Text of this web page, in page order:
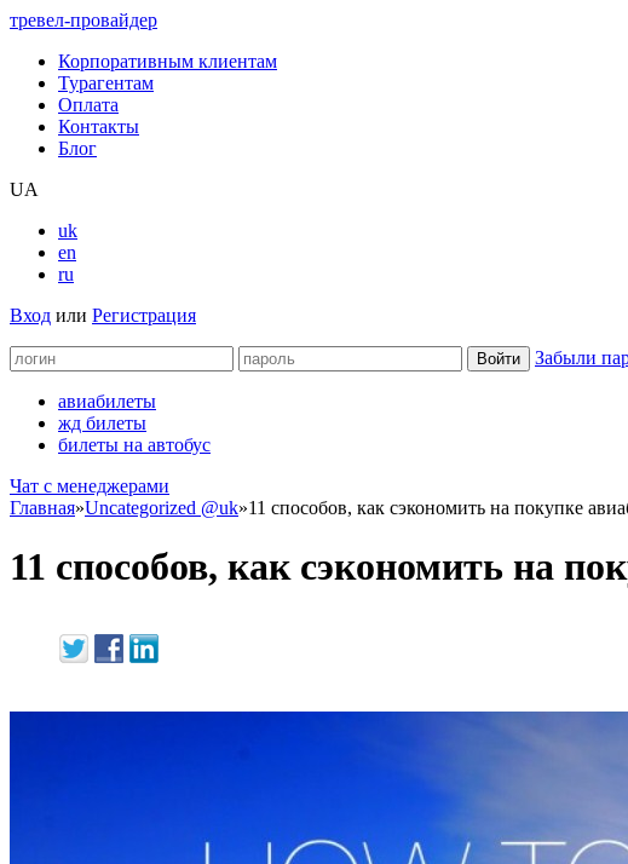
тревел-провайдер
Корпоративным клиентам
Турагентам
Оплата
Контакты
Блог
UA
uk
en
ru
Вход или Регистрация
Забыли
авиабилеты
жд билеты
билеты на автобус
Чат c менеджерами
Главная»Uncategorized @uk»11 способов, как сэкономить на покупке
11 способов, как сэкономить на